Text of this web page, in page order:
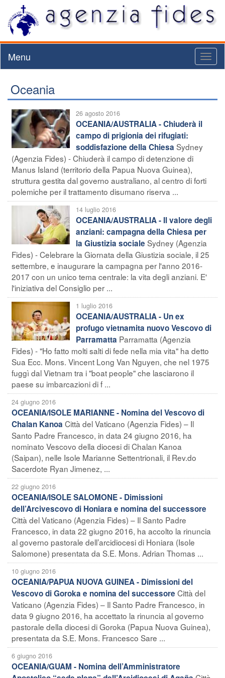
Menu
Oceania
26 agosto 2016
OCEANIA/AUSTRALIA - Chiuderà il
campo di prigionia dei rifugiati:
soddisfazione della Chiesa Sydney
(Agenzia Fides) - Chiuderà il campo di detenzione di
Manus Island (territorio della Papua Nuova Guinea),
struttura gestita dal governo australiano, al centro di forti
polemiche per il trattamento disumano riserva ...
14 luglio 2016
OCEANIA/AUSTRALIA - Il valore degli
anziani: campagna della Chiesa per
la Giustizia sociale Sydney (Agenzia
Fides) - Celebrare la Giornata della Giustizia sociale, il 25
settembre, e inaugurare la campagna per l'anno 2016-
2017 con un unico tema centrale: la vita degli anziani. E'
l'iniziativa del Consiglio per ...
1 luglio 2016
OCEANIA/AUSTRALIA - Un ex
profugo vietnamita nuovo Vescovo di
Parramatta Parramatta (Agenzia
Fides) - "Ho fatto molti salti di fede nella mia vita" ha detto
Sua Ecc. Mons. Vincent Long Van Nguyen, che nel 1975
fuggì dal Vietnam tra i "boat people" che lasciarono il
paese su imbarcazioni di f ...
24 giugno 2016
OCEANIA/ISOLE MARIANNE - Nomina del Vescovo di
Chalan Kanoa Città del Vaticano (Agenzia Fides) – Il
Santo Padre Francesco, in data 24 giugno 2016, ha
nominato Vescovo della diocesi di Chalan Kanoa
(Saipan), nelle Isole Marianne Settentrionali, il Rev.do
Sacerdote Ryan Jimenez, ...
22 giugno 2016
OCEANIA/ISOLE SALOMONE - Dimissioni
dell’Arcivescovo di Honiara e nomina del successore
Città del Vaticano (Agenzia Fides) – Il Santo Padre
Francesco, in data 22 giugno 2016, ha accolto la rinuncia
al governo pastorale dell’arcidiocesi di Honiara (Isole
Salomone) presentata da S.E. Mons. Adrian Thomas ...
10 giugno 2016
OCEANIA/PAPUA NUOVA GUINEA - Dimissioni del
Vescovo di Goroka e nomina del successore Città del
Vaticano (Agenzia Fides) – Il Santo Padre Francesco, in
data 9 giugno 2016, ha accettato la rinuncia al governo
pastorale della diocesi di Goroka (Papua Nuova Guinea),
presentata da S.E. Mons. Francesco Sare ...
6 giugno 2016
OCEANIA/GUAM - Nomina dell’Amministratore